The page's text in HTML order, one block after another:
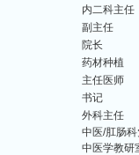
内二科主任
副主任
院长
药材种植
主任医师
书记
外科主任
中医/肛肠
中医学教研